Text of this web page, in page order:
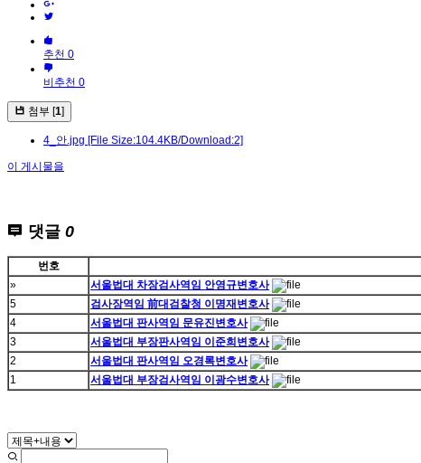
추천 0
비추천 0
첨부 [1]
4_안.jpg [File Size:104.4KB/Download:2]
이 게시물을
댓글 0
번호
»
서울법대 차장검사역임 안영규변호사
5
검사장역임 前대검찰청 이명재변호사
4
서울법대 판사역임 문유진변호사
3
서울법대 부장판사역임 이준희변호사
2
서울법대 판사역임 오경록변호사
1
서울법대 부장검사역임 이광수변호사